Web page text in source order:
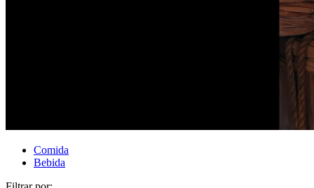
Comida
Bebida